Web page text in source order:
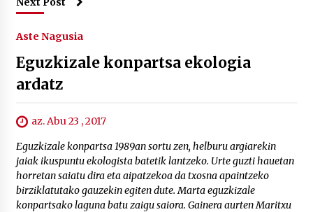
Aste Nagusia
Eguzkizale konpartsa ekologia
ardatz
az. Abu 23 , 2017
Eguzkizale konpartsa 1989an sortu zen, helburu argiarekin
jaiak ikuspuntu ekologista batetik lantzeko. Urte guzti hauetan
horretan saiatu dira eta aipatzekoa da txosna apaintzeko
birziklatutako gauzekin egiten dute. Marta eguzkizale
konpartsako laguna batu zaigu saiora. Gainera aurten Maritxu